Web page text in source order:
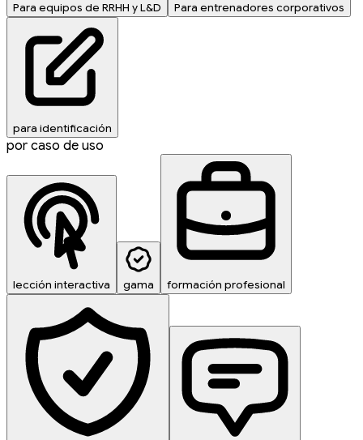
Para equipos de RRHH y L&D Para entrenadores corporativos
para identificación
por caso de uso
lección interactiva gama formación profesional